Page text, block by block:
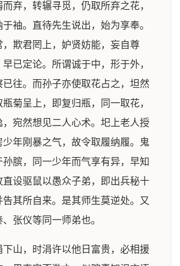
弃，转辗寻觅，仍取所弃之花，
袖。直待先生说出，始为享奉。
欺君罔上，妒贤妨能，妄自尊
已定论。所谓诚于中，形于外，
往。而孙子亦使取花占之，坦然
菊呈上，即复归瓶，同一取花，
宛然想见二人心术。圯上老人授
少年刚暴之气，故令取履纳履。鬼
膑，同一少年而气享有异，早知
设驱鼠以愚众子弟，即出兵秘十
告其所自来。是其师生莫逆处。又
张仪等同一师弟也。
下山，时涓许以他日富贵，必相援